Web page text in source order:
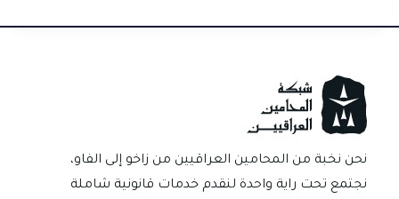
e
o
ok
e
er
se
gr
at
ail
ar
نحن نخبة من المحامين العراقيين من زاخو إلى الفاو،
نجتمع تحت راية واحدة لنقدم خدمات قانونية شاملة